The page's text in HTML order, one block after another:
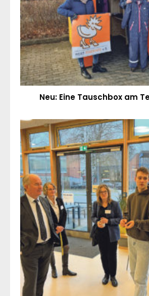
Neu: Eine Tauschbox am